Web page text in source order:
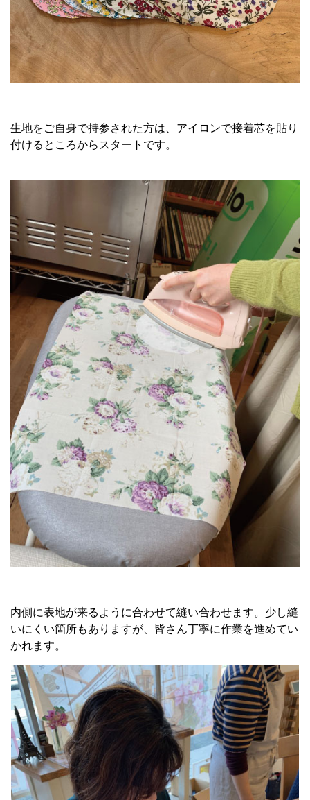
生地をご自身で持参された方は、アイロンで接着芯を貼り
付けるところからスタートです。
内側に表地が来るように合わせて縫い合わせます。少し縫
いにくい箇所もありますが、皆さん丁寧に作業を進めてい
かれます。